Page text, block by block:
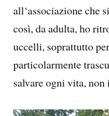
all‘associazione che
così, da adulta, ho
uccelli, soprattutto
particolarmente
salvare ogni vita,